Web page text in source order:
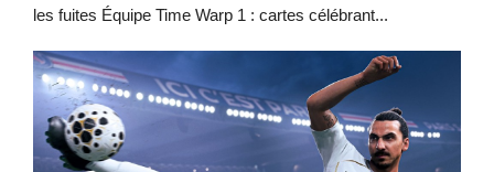
les fuites Équipe Time Warp 1 : cartes célébrant...